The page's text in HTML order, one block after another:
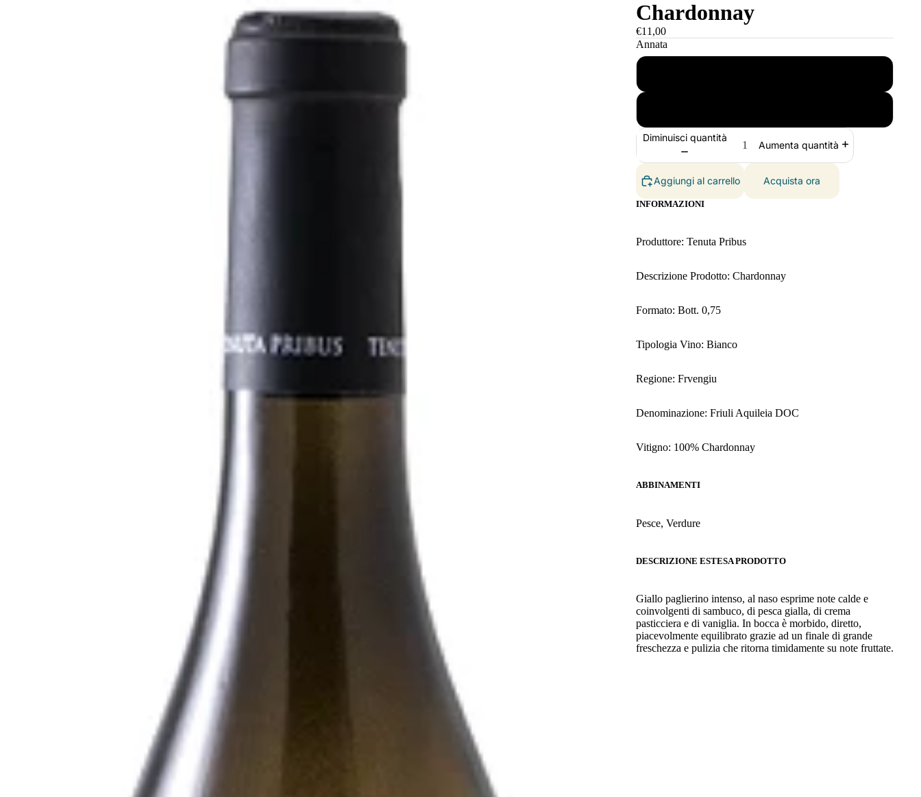
Chardonnay
€11,00
Annata
Diminuisci quantità
Aumenta quantità
Aggiungi al carrello Acquista ora
INFORMAZIONI
Produttore: Tenuta Pribus
Descrizione Prodotto: Chardonnay
Formato: Bott. 0,75
Tipologia Vino: Bianco
Regione: Frvengiu
Denominazione: Friuli Aquileia DOC
Vitigno: 100% Chardonnay
ABBINAMENTI
Pesce, Verdure
DESCRIZIONE ESTESA PRODOTTO
Giallo paglierino intenso, al naso esprime note calde e
coinvolgenti di sambuco, di pesca gialla, di crema
pasticciera e di vaniglia. In bocca è morbido, diretto,
piacevolmente equilibrato grazie ad un finale di grande
freschezza e pulizia che ritorna timidamente su note fruttate.